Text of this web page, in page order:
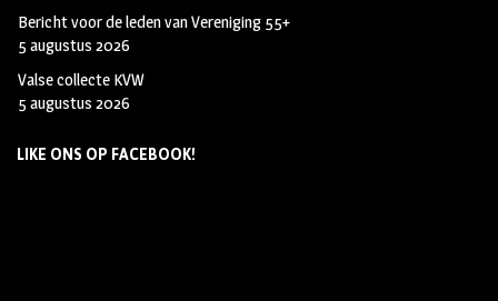
Bericht voor de leden van Vereniging 55+
5 augustus 2026
Valse collecte KVW
5 augustus 2026
LIKE ONS OP FACEBOOK!